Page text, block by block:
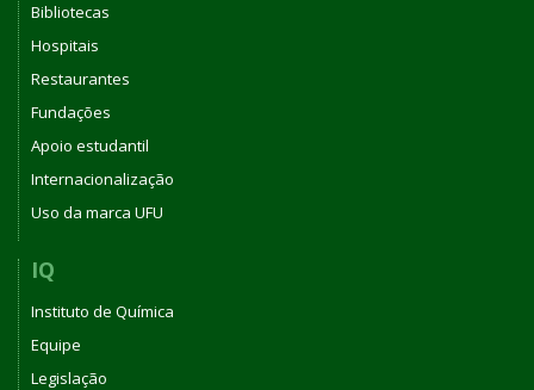
Bibliotecas
Hospitais
Restaurantes
Fundações
Apoio estudantil
Internacionalização
Uso da marca UFU
IQ
Instituto de Química
Equipe
Legislação